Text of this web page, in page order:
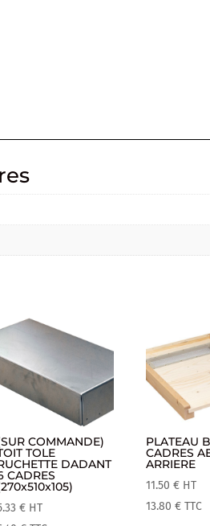
COMMANDE)
TOLE
DADANT
CADRES
€ HT
PLATEAU
CADRES
ARRIERE
11.50€ HT
13.80€ TTC